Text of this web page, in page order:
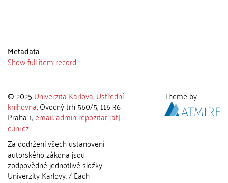
Metadata
Show full item record
© 2025 Univerzita Karlova,Ústřední
knihovna, Ovocný trh 560/5, 116 36
Praha 1;email: admin-repozitar [at]
cuni.cz
Za dodržení všech ustanovení
autorského zákona jsou
zodpovědné jednotlivé složky
Univerzity Karlovy. / Each
Theme by